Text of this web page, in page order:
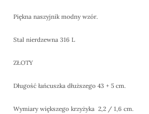
Piękna naszyjnik modny wzór.
Stal nierdzewna 316 L
ZŁOTY
Długość łańcuszka dłuższego 43 + 5 cm.
Wymiary większego krzyżyka 2,2 / 1,6 cm.